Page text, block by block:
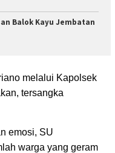
Balok Kayu Jembatan
melalui Kapolsek
tersangka
emosi, SU
warga yang geram